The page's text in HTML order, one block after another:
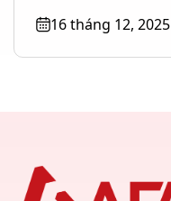
16 tháng 12, 2025